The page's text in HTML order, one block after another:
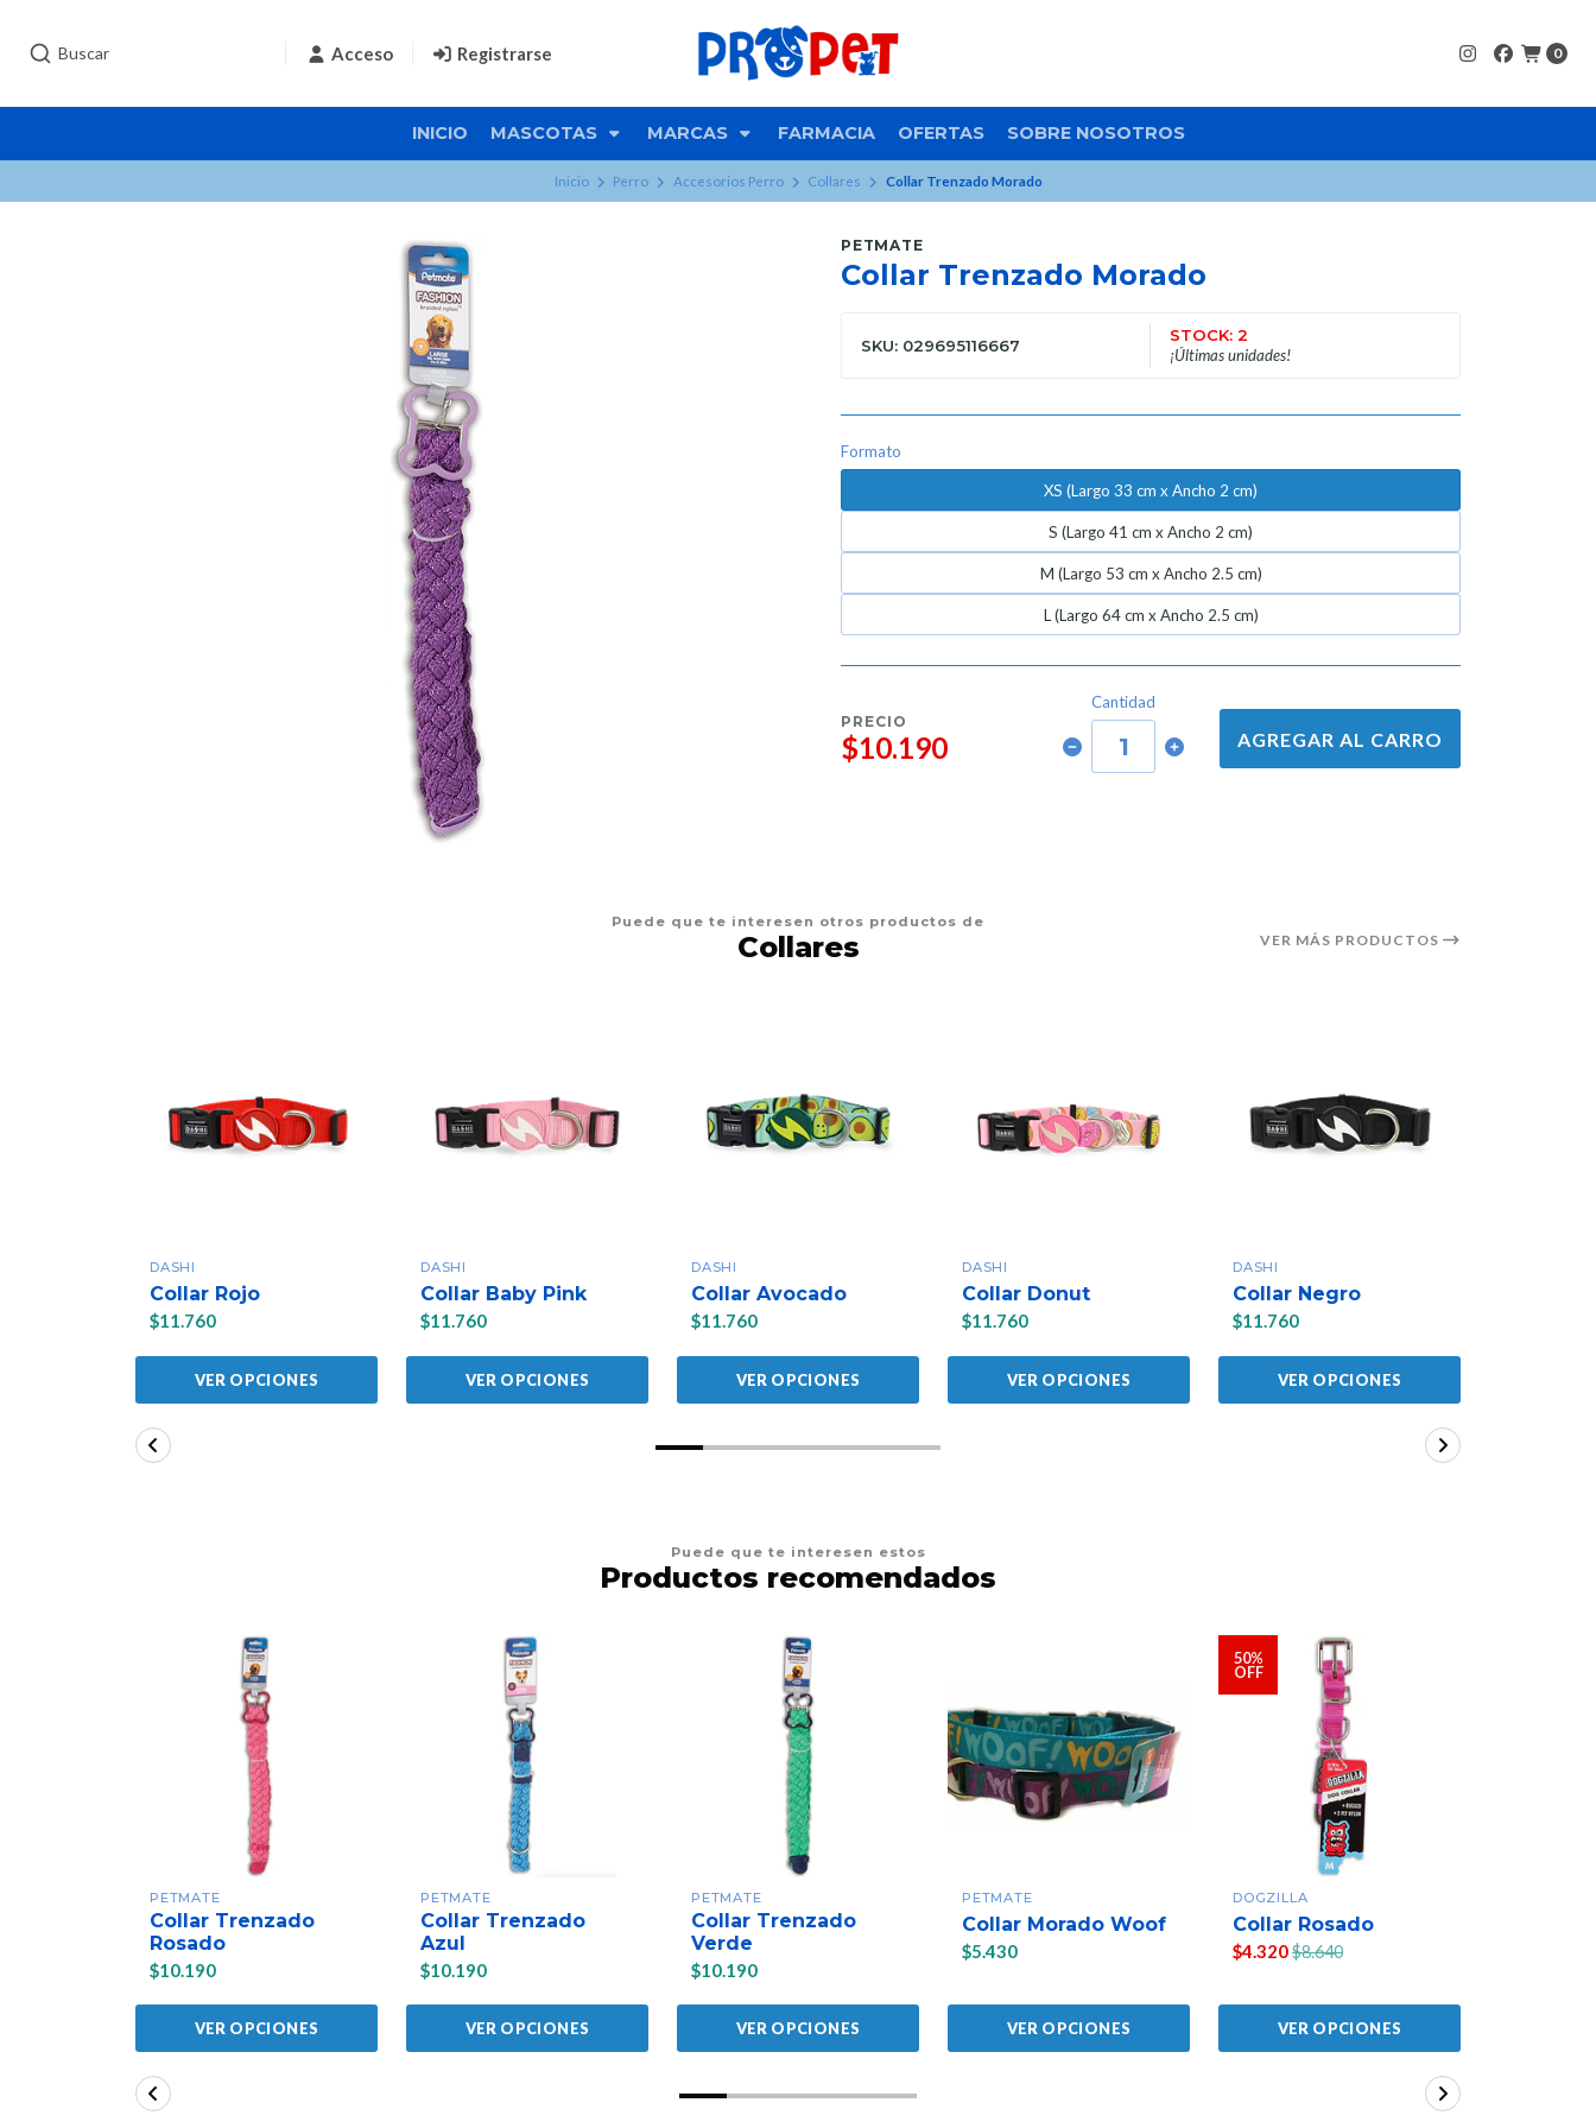
Acceso Registrarse 0
INICIO MASCOTAS MARCAS FARMACIA OFERTAS SOBRE NOSOTROS
Inicio Perro Accesorios Perro Collares Collar Trenzado Morado
PETMATE
Collar Trenzado Morado
SKU: 029695116667
STOCK: 2
¡Últimas unidades!
Formato
XS (Largo 33 cm x Ancho 2 cm)
S (Largo 41 cm x Ancho 2 cm)
M (Largo 53 cm x Ancho 2.5 cm)
L (Largo 64 cm x Ancho 2.5 cm)
PRECIO
$10.190
Cantidad
AGREGAR AL CARRO
Puede que te interesen otros productos de
Collares VER MÁS PRODUCTOS
DASHI
Collar Rojo
$11.760
VER OPCIONES
DASHI
Collar Baby Pink
$11.760
VER OPCIONES
DASHI
Collar Avocado
$11.760
VER OPCIONES
DASHI
Collar Donut
$11.760
VER OPCIONES
DASHI
Collar Negro
$11.760
VER OPCIONES
Puede que te interesen estos
Productos recomendados
PETMATE
Collar Trenzado
Rosado
$10.190
VER OPCIONES
PETMATE
Collar Trenzado
Azul
$10.190
VER OPCIONES
PETMATE
Collar Trenzado
Verde
$10.190
VER OPCIONES
PETMATE
Collar Morado Woof
$5.430
VER OPCIONES
50%
OFF
DOGZILLA
Collar Rosado
$4.320$8.640
VER OPCIONES